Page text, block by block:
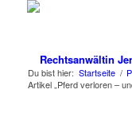
Du bist hier: Startseite /
Artikel „Pferd verloren –